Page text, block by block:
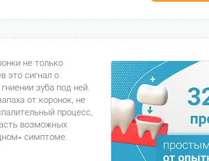
не только
это сигнал о
зуба под ней.
от коронок, не
процесс,
возможных
симптоме.